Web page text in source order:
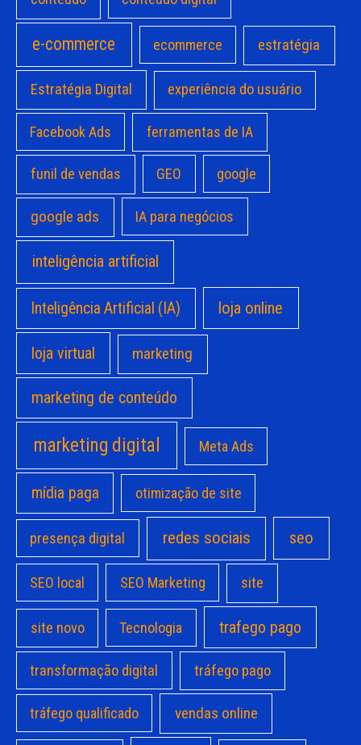
e-commerce ecommerce estratégia
Estratégia Digital experiência do usuário
Facebook Ads ferramentas de IA
funil de vendas GEO google
google ads IA para negócios
inteligência artificial
Inteligência Artificial (IA) loja online
loja virtual marketing
marketing de conteúdo
marketing digital Meta Ads
mídia paga otimização de site
presença digital redes sociais seo
SEO local SEO Marketing site
site novo Tecnologia trafego pago
transformação digital tráfego pago
tráfego qualificado vendas online